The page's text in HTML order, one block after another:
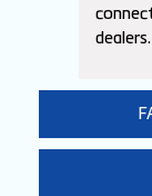
dealers.